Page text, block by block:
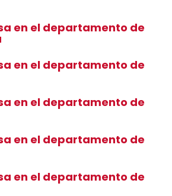
en el departamento de
en el departamento de
en el departamento de
en el departamento de
en el departamento de